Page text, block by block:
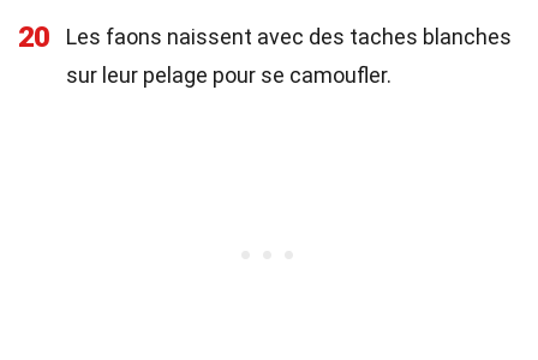
20
Les faons naissent avec des taches blanches
sur leur pelage pour se camoufler.